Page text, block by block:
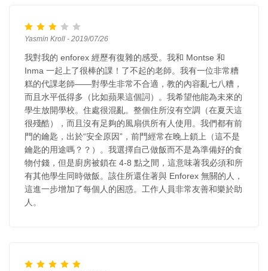
Yasmin Kroll - 2019/07/26
我對我的 enforex 經歷有復雜的感受。我和 Montse 和
Inma 一起上了很棒的課！了不起的老師。我有一位非常糟
糕的代課老師——對學生非常不合適，教的內容亂七八糟，
而且水平低得多（比如蘋果這個詞）。我希望他能為未來的
學生放開學校。住處很混亂。整個住所沒有空調（在夏天這
很殘酷），而且沒有足夠的風扇供所有人使用。我們都有前
門的鑰匙，出於“安全原因”，前門經常在晚上鎖上（這不是
鑰匙的用途嗎？？）。我選擇自己做飯而不是為準備好的食
物付錢，但是廚房被鎖在 4-8 點之間，這意味著我必須和所
有其他學生同時做飯。該住所還住著與 Enforex 無關的人，
這進一步增加了每個人的困惑。工作人員非常友善和樂於助
人。